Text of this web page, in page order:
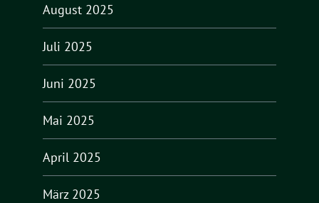
August 2025
Juli 2025
Juni 2025
Mai 2025
April 2025
März 2025